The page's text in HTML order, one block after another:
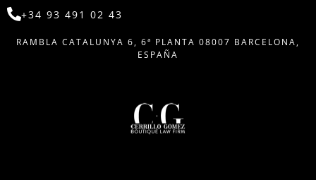
+34 93 491 02 43
RAMBLA CATALUNYA 6, 6ª PLANTA 08007 BARCELONA,
ESPAÑA